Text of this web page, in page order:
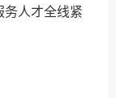
务人才全线紧